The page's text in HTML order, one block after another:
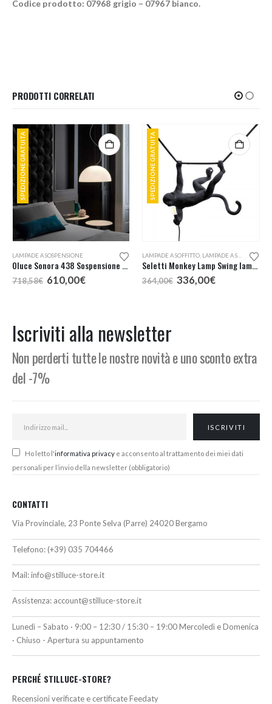
Codice prodotto: 07968 grigio – 07967 bianco.
PRODOTTI CORRELATI
SPEDIZIONE GRATUITA
LAMPADE A SOSPENSIONE
Oluce Sonora 438 Sospensione d.38
718,58€ Il
prezzo
610,00€Il
SPEDIZIONE GRATUITA
LAMPADE A SOFFITTO LAMPADE A SOSPENSIONE
Seletti Monkey Lamp Swing lampada a sospensione da esterno
364,00€ Il
prezzo
336,00€Il
Iscriviti alla newsletter
Non perderti tutte le nostre novità e uno sconto extra
del -7%
Ho letto l'informativa privacy e acconsento al trattamento dei miei dati
personali per l’invio della newsletter (obbligatorio)
CONTATTI
Via Provinciale, 23 Ponte Selva (Parre) 24020 Bergamo
Telefono: (+39) 035 704466
Mail:info@stilluce-store.it
Assistenza: account@stilluce-store.it
Lunedì – Sabato · 9:00 – 12:30 / 15:30 – 19:00 Mercoledì e Domenica
· Chiuso - Apertura su appuntamento
PERCHÉ STILLUCE-STORE?
Recensioni verificate e certificate Feedaty